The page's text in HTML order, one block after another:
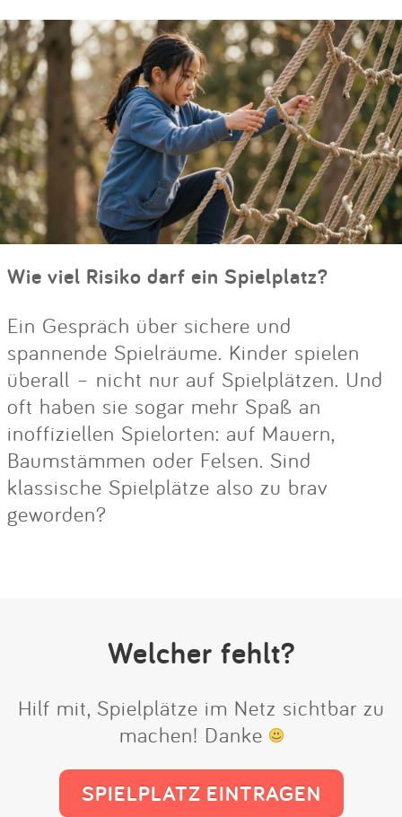
Wie viel Risiko darf ein Spielplatz?
Ein Gespräch über sichere und
spannende Spielräume. Kinder spielen
überall – nicht nur auf Spielplätzen. Und
oft haben sie sogar mehr Spaß an
inoffiziellen Spielorten: auf Mauern,
Baumstämmen oder Felsen. Sind
klassische Spielplätze also zu brav
geworden?
Welcher fehlt?
Hilf mit, Spielplätze im Netz sichtbar zu
machen! Danke
SPIELPLATZ EINTRAGEN